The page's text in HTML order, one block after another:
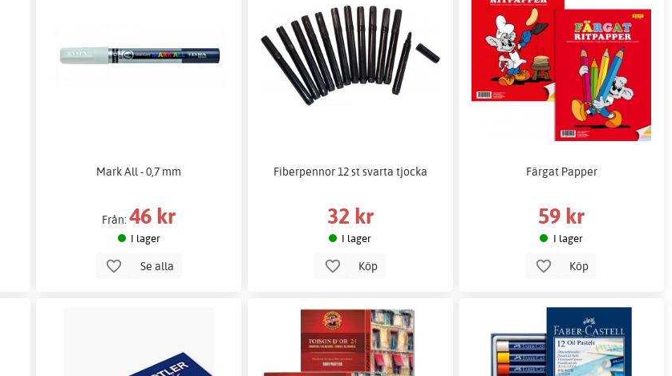
Mark All - 0,7 mm
Från:46 kr
I lager
Se alla
Fiberpennor 12 st svarta tjocka
32 kr
I lager
Köp
Färgat Papper
59 kr
I lager
Köp